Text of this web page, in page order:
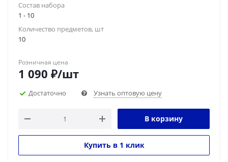
Состав набора
1 - 10
Количество предметов, шт
10
Розничная цена
1 090 ₽/шт
Достаточно Узнать оптовую цену
В корзину
Купить в 1 клик